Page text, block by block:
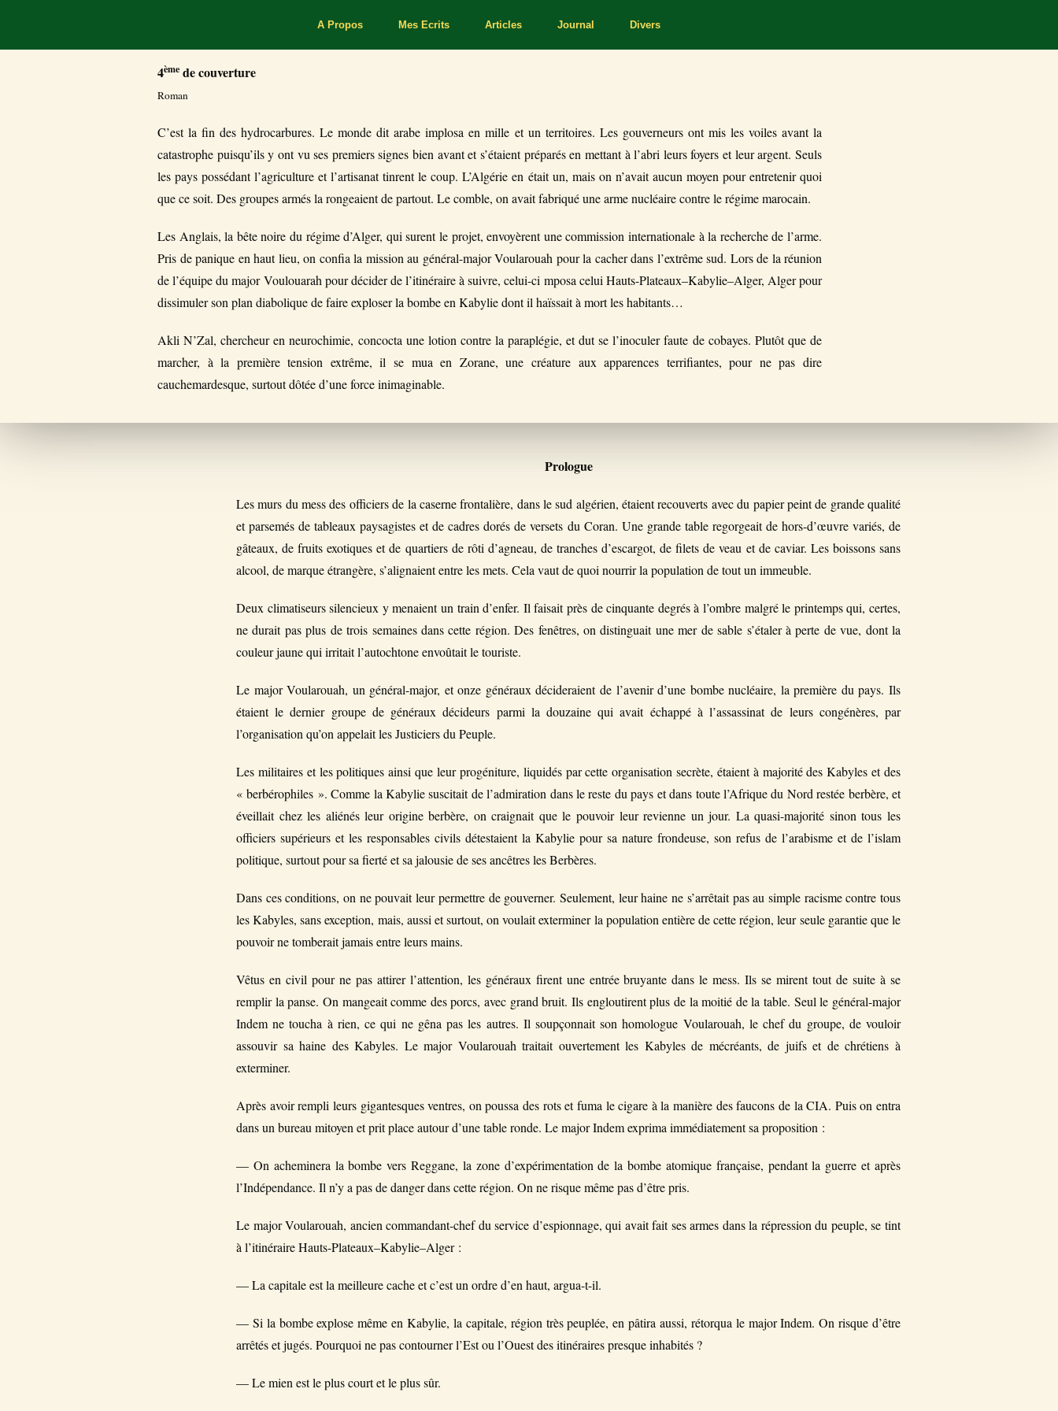
A Propos Mes Ecrits Articles Journal Divers
4ème de couverture
Roman
C’est la fin des hydrocarbures. Le monde dit arabe implosa en mille et un territoires. Les gouverneurs ont mis les voiles avant la
catastrophe puisqu’ils y ont vu ses premiers signes bien avant et s’étaient préparés en mettant à l’abri leurs foyers et leur argent. Seuls
les pays possédant l’agriculture et l’artisanat tinrent le coup. L’Algérie en était un, mais on n’avait aucun moyen pour entretenir quoi
que ce soit. Des groupes armés la rongeaient de partout. Le comble, on avait fabriqué une arme nucléaire contre le régime marocain.
Les Anglais, la bête noire du régime d’Alger, qui surent le projet, envoyèrent une commission internationale à la recherche de l’arme.
Pris de panique en haut lieu, on confia la mission au général-major Voularouah pour la cacher dans l’extrême sud. Lors de la réunion
de l’équipe du major Voulouarah pour décider de l’itinéraire à suivre, celui-ci mposa celui Hauts-Plateaux‒Kabylie‒Alger, Alger pour
dissimuler son plan diabolique de faire exploser la bombe en Kabylie dont il haïssait à mort les habitants…
Akli N’Zal, chercheur en neurochimie, concocta une lotion contre la paraplégie, et dut se l’inoculer faute de cobayes. Plutôt que de
marcher, à la première tension extrême, il se mua en Zorane, une créature aux apparences terrifiantes, pour ne pas dire
cauchemardesque, surtout dôtée d’une force inimaginable.
Prologue
Les murs du mess des officiers de la caserne frontalière, dans le sud algérien, étaient recouverts avec du papier peint de grande qualité
et parsemés de tableaux paysagistes et de cadres dorés de versets du Coran. Une grande table regorgeait de hors-d’œuvre variés, de
gâteaux, de fruits exotiques et de quartiers de rôti d’agneau, de tranches d’escargot, de filets de veau et de caviar. Les boissons sans
alcool, de marque étrangère, s’alignaient entre les mets. Cela vaut de quoi nourrir la population de tout un immeuble.
Deux climatiseurs silencieux y menaient un train d’enfer. Il faisait près de cinquante degrés à l’ombre malgré le printemps qui, certes,
ne durait pas plus de trois semaines dans cette région. Des fenêtres, on distinguait une mer de sable s’étaler à perte de vue, dont la
couleur jaune qui irritait l’autochtone envoûtait le touriste.
Le major Voularouah, un général-major, et onze généraux décideraient de l’avenir d’une bombe nucléaire, la première du pays. Ils
étaient le dernier groupe de généraux décideurs parmi la douzaine qui avait échappé à l’assassinat de leurs congénères, par
l’organisation qu’on appelait les Justiciers du Peuple.
Les militaires et les politiques ainsi que leur progéniture, liquidés par cette organisation secrète, étaient à majorité des Kabyles et des
« berbérophiles ». Comme la Kabylie suscitait de l’admiration dans le reste du pays et dans toute l’Afrique du Nord restée berbère, et
éveillait chez les aliénés leur origine berbère, on craignait que le pouvoir leur revienne un jour. La quasi-majorité sinon tous les
officiers supérieurs et les responsables civils détestaient la Kabylie pour sa nature frondeuse, son refus de l’arabisme et de l’islam
politique, surtout pour sa fierté et sa jalousie de ses ancêtres les Berbères.
Dans ces conditions, on ne pouvait leur permettre de gouverner. Seulement, leur haine ne s’arrêtait pas au simple racisme contre tous
les Kabyles, sans exception, mais, aussi et surtout, on voulait exterminer la population entière de cette région, leur seule garantie que le
pouvoir ne tomberait jamais entre leurs mains.
Vêtus en civil pour ne pas attirer l’attention, les généraux firent une entrée bruyante dans le mess. Ils se mirent tout de suite à se
remplir la panse. On mangeait comme des porcs, avec grand bruit. Ils engloutirent plus de la moitié de la table. Seul le général-major
Indem ne toucha à rien, ce qui ne gêna pas les autres. Il soupçonnait son homologue Voularouah, le chef du groupe, de vouloir
assouvir sa haine des Kabyles. Le major Voularouah traitait ouvertement les Kabyles de mécréants, de juifs et de chrétiens à
exterminer.
Après avoir rempli leurs gigantesques ventres, on poussa des rots et fuma le cigare à la manière des faucons de la CIA. Puis on entra
dans un bureau mitoyen et prit place autour d’une table ronde. Le major Indem exprima immédiatement sa proposition :
— On acheminera la bombe vers Reggane, la zone d’expérimentation de la bombe atomique française, pendant la guerre et après
l’Indépendance. Il n’y a pas de danger dans cette région. On ne risque même pas d’être pris.
Le major Voularouah, ancien commandant-chef du service d’espionnage, qui avait fait ses armes dans la répression du peuple, se tint
à l’itinéraire Hauts-Plateaux–Kabylie–Alger :
— La capitale est la meilleure cache et c’est un ordre d’en haut, argua-t-il.
— Si la bombe explose même en Kabylie, la capitale, région très peuplée, en pâtira aussi, rétorqua le major Indem. On risque d’être
arrêtés et jugés. Pourquoi ne pas contourner l’Est ou l’Ouest des itinéraires presque inhabités ?
— Le mien est le plus court et le plus sûr.